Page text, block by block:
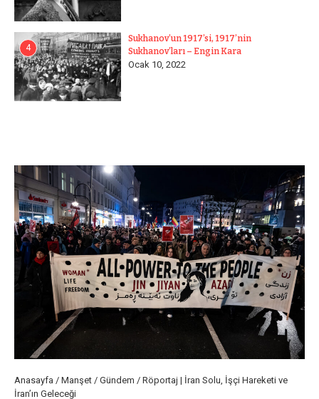
4
Sukhanov’un 1917’si, 1917’nin
Sukhanov’ları – Engin Kara
Ocak 10, 2022
Anasayfa / Manşet / Gündem / Röportaj | İran Solu, İşçi Hareketi ve
İran’ın Geleceği